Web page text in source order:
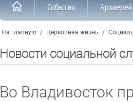
События
На главную / Церковная жизнь /
Новости социальной
Во Владивосток